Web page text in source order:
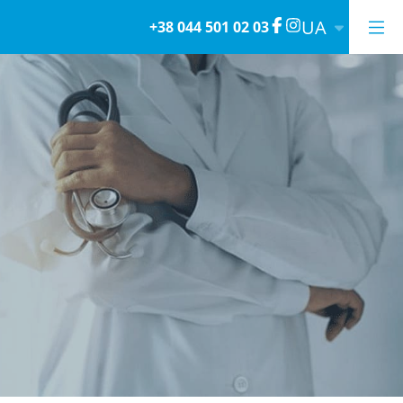
+38 044 501 02 03 UA